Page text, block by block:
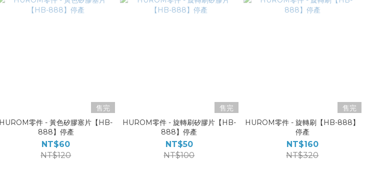
售完
HUROM零件 - 黃色矽膠塞片【HB-
888】停產
NT$60
NT$120
售完
HUROM零件 - 旋轉刷矽膠片【HB-
888】停產
NT$50
NT$100
售完
HUROM零件 - 旋轉刷【HB-888】
停產
NT$160
NT$320